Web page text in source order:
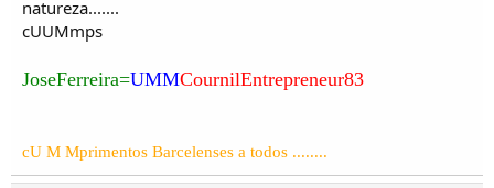
natureza.......
cUUMmps
JoseFerreira=UMMCournilEntrepreneur83
cU M Mprimentos Barcelenses a todos ........